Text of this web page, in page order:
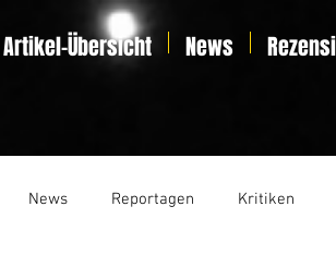
Artikel-Übersicht News
News Reportagen Kritiken